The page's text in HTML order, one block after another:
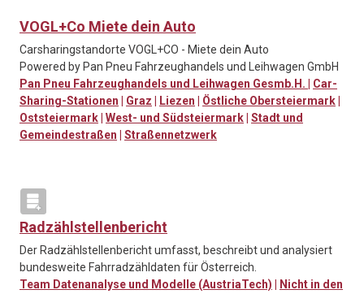
VOGL+Co Miete dein Auto
Carsharingstandorte VOGL+CO - Miete dein Auto
Powered by Pan Pneu Fahrzeughandels und Leihwagen GmbH
Pan Pneu Fahrzeughandels und Leihwagen Gesmb.H.
Car-
Sharing-Stationen
Graz Liezen Östliche Obersteiermark
Oststeiermark West- und Südsteiermark Stadt und
Gemeindestraßen
Straßennetzwerk
Radzählstellenbericht
Der Radzählstellenbericht umfasst, beschreibt und analysiert
bundesweite Fahrradzähldaten für Österreich.
Team Datenanalyse und Modelle (AustriaTech)
Nicht in den